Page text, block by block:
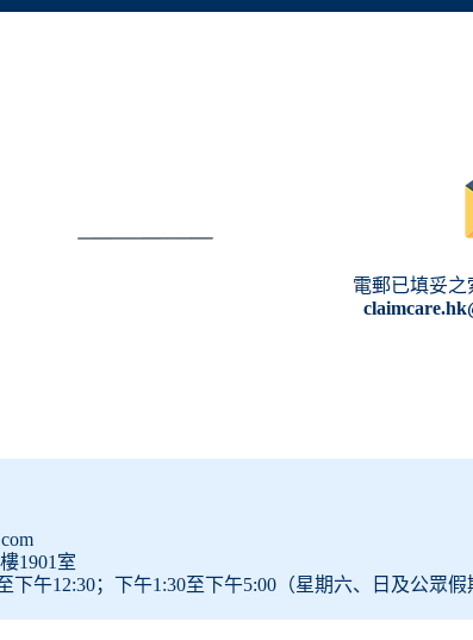
電郵已填妥
1901室
下午12:30；下午1:30至下午5:00（星期六、日及公眾假